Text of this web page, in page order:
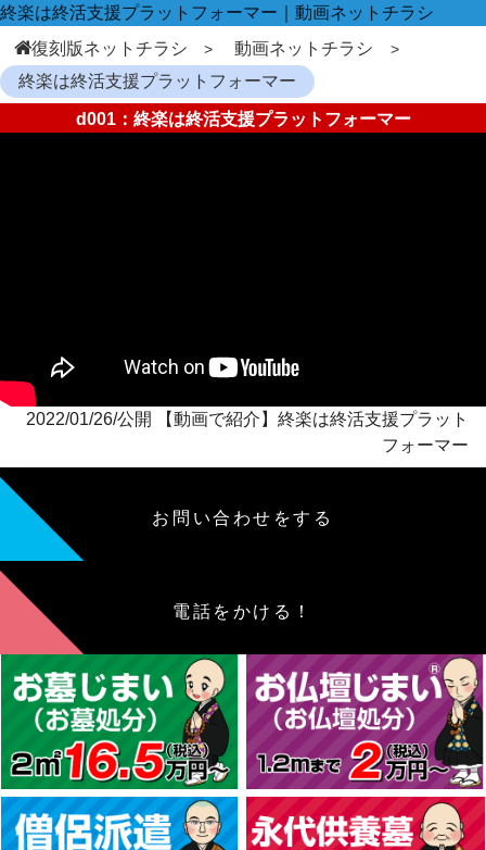
終楽は終活支援プラットフォーマー｜動画ネットチラシ
復刻版ネットチラシ
動画ネットチラシ
終楽は終活支援プラットフォーマー
d001：終楽は終活支援プラットフォーマー
2022/01/26/公開 【動画で紹介】終楽は終活支援プラット
フォーマー
お問い合わせをする
電話をかける！